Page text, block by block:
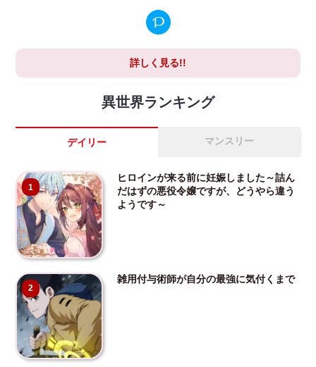
詳しく見る!!
異世界ランキング
デイリー マンスリー
1
ヒロインが来る前に妊娠しました～詰ん
だはずの悪役令嬢ですが、どうやら違う
ようです～
2
雑用付与術師が自分の最強に気付くまで